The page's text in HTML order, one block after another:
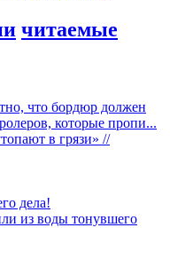
читаемые
что бордюр должен
которые пропи...
в грязи» //
дела!
из воды тонувшего